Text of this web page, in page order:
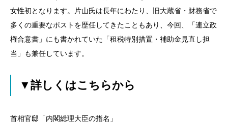
女性初となります。片山氏は長年にわたり、旧大蔵省・財務省で
多くの重要なポストを歴任してきたこともあり、今回、「連立政
権合意書」にも書かれていた「租税特別措置・補助金見直し担
当」も兼任しています。
▼詳しくはこちらから
首相官邸「内閣総理大臣の指名」